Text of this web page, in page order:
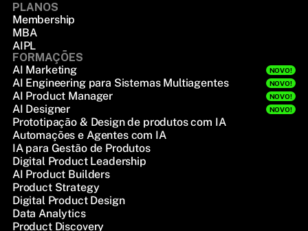
PLANOS
Membership
MBA
AIPL
FORMAÇÕES
AI Marketing
NOVO!
AI Engineering para Sistemas Multiagentes NOVO!
AI Product Manager NOVO!
AI Designer NOVO!
Prototipação & Design de produtos com IA
Automações e Agentes com IA
IA para Gestão de Produtos
Digital Product Leadership
AI Product Builders
Product Strategy
Digital Product Design
Data Analytics
Product Discovery